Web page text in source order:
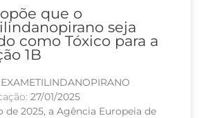
que o
seja
como Tóxico para a
1B
27/01/2025
de 2025, a Agência Europeia de